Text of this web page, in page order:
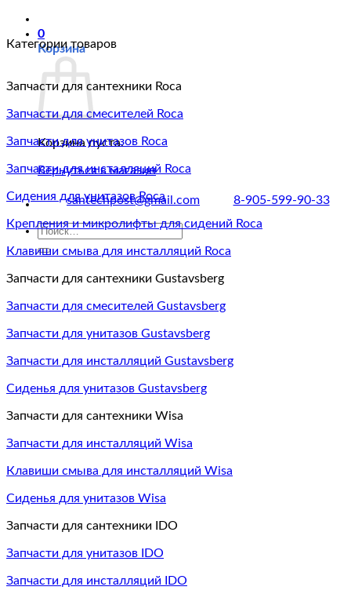
0
Корзина
Корзина пуста.
Вернуться в магазин
santechpost@gmail.com 8-905-599-90-33
Искать:
Категории товаров
Запчасти для сантехники Roca
Запчасти для смесителей Roca
Запчасти для унитазов Roca
Запчасти для инсталляций Roca
Сидения для унитазов Roca
Крепления и микролифты для сидений Roca
Клавиши смыва для инсталляций Roca
Запчасти для сантехники Gustavsberg
Запчасти для смесителей Gustavsberg
Запчасти для унитазов Gustavsberg
Запчасти для инсталляций Gustavsberg
Сиденья для унитазов Gustavsberg
Запчасти для сантехники Wisa
Запчасти для инсталляций Wisa
Клавиши смыва для инсталляций Wisa
Сиденья для унитазов Wisa
Запчасти для сантехники IDO
Запчасти для унитазов IDO
Запчасти для инсталляций IDO